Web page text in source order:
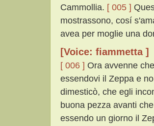
Cammollia. [ 005 ]
mostrassono, cosí
avea per moglie una
[Voice: fiammetta ]
[ 006 ] Ora avvenne
essendovi il Zeppa e
dimesticò, che egli
buona pezza avanti
essendo un giorno il